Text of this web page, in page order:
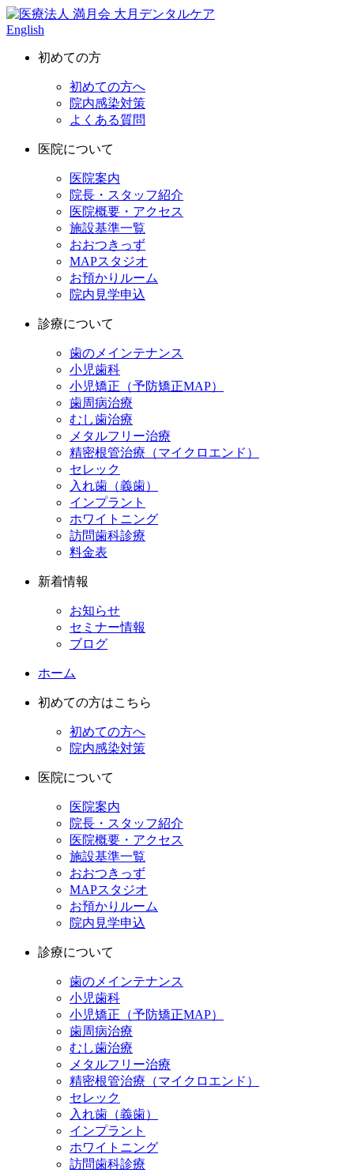
English
初めての方
初めての方へ
院内感染対策
よくある質問
医院について
医院案内
院長・スタッフ紹介
医院概要・アクセス
施設基準一覧
おおつきっず
MAPスタジオ
お預かりルーム
院内見学申込
診療について
歯のメインテナンス
小児歯科
小児矯正（予防矯正MAP）
歯周病治療
むし歯治療
メタルフリー治療
精密根管治療（マイクロエンド）
セレック
入れ歯（義歯）
インプラント
ホワイトニング
訪問歯科診療
料金表
新着情報
お知らせ
セミナー情報
ブログ
ホーム
初めての方はこちら
初めての方へ
院内感染対策
医院について
医院案内
院長・スタッフ紹介
医院概要・アクセス
施設基準一覧
おおつきっず
MAPスタジオ
お預かりルーム
院内見学申込
診療について
歯のメインテナンス
小児歯科
小児矯正（予防矯正MAP）
歯周病治療
むし歯治療
メタルフリー治療
精密根管治療（マイクロエンド）
セレック
入れ歯（義歯）
インプラント
ホワイトニング
訪問歯科診療